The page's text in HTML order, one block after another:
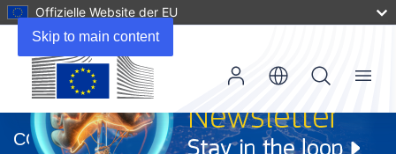
Skip to main content
Offizielle Website der EU
neuem
CORDIS
Menu